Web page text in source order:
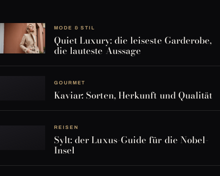
MODE & STIL
Quiet Luxury: die leiseste Garderobe,
die lauteste Aussage
GOURMET
Kaviar: Sorten, Herkunft und Qualität
REISEN
Sylt: der Luxus-Guide für die Nobel-
Insel